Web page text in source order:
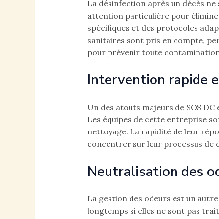
La désinfection après un décès
attention particulière pour
spécifiques et des protocoles
sanitaires sont pris en compte,
pour prévenir toute
Intervention rapide
Un des atouts majeurs de SOS
Les équipes de cette entreprise
nettoyage. La rapidité de leur
concentrer sur leur processus de
Neutralisation des
La gestion des odeurs est un
longtemps si elles ne sont pas